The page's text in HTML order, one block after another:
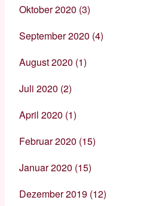
Oktober 2020 (3)
September 2020 (4)
August 2020 (1)
Juli 2020 (2)
April 2020 (1)
Februar 2020 (15)
Januar 2020 (15)
Dezember 2019 (12)